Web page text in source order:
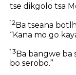
tse dikgolo tsa
12Ba tseana
“Kana mo go
13Ba bangwe ba
bo serobo.”